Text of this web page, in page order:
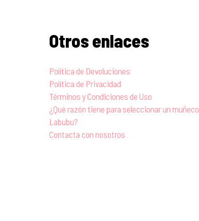
Otros enlaces
Política de Devoluciones
Política de Privacidad
Términos y Condiciones de Uso
¿Qué razón tiene para seleccionar un muñeco
Labubu?
Contacta con nosotros